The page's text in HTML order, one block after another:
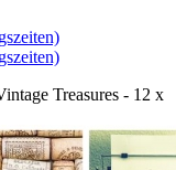
Treasures - 12 x